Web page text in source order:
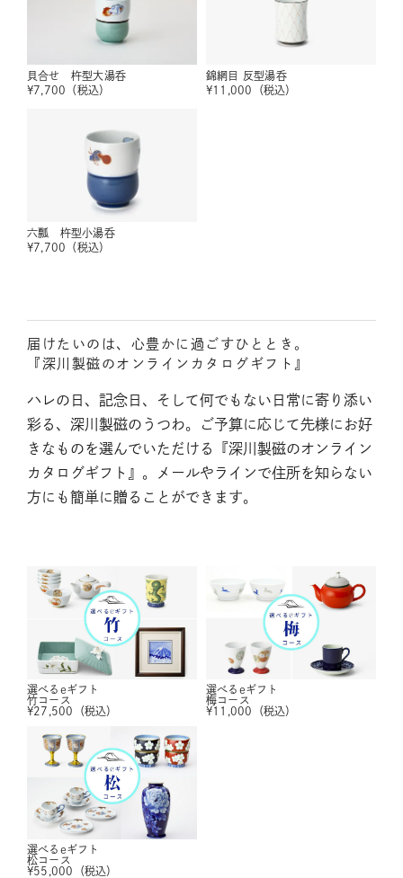
貝合せ 杵型大湯呑
¥7,700 （税込）
錦網目 反型湯呑
¥11,000 （税込）
六瓢 杵型小湯呑
¥7,700 （税込）
届けたいのは、心豊かに過ごすひととき。
『深川製磁のオンラインカタログギフト』
ハレの日、記念日、そして何でもない日常に寄り添い
彩る、深川製磁のうつわ。ご予算に応じて先様にお好
きなものを選んでいただける『深川製磁のオンライン
カタログギフト』。メールやラインで住所を知らない
方にも簡単に贈ることができます。
選べるeギフト
竹コース
¥27,500 （税込）
選べるeギフト
梅コース
¥11,000 （税込）
選べるeギフト
松コース
¥55,000 （税込）